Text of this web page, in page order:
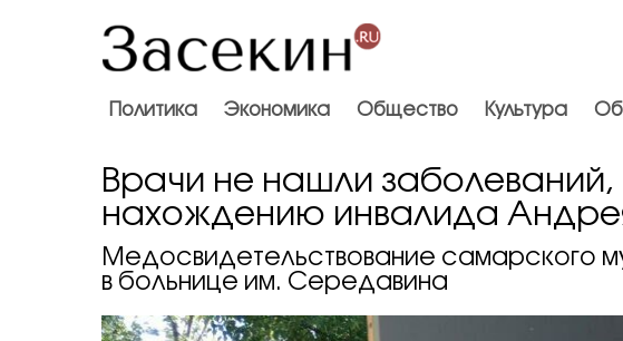
Политика Экономика Общество Культура
Врачи не нашли
нахождению инвалида
Медосвидетельствование самарского
в больнице им. Середавина